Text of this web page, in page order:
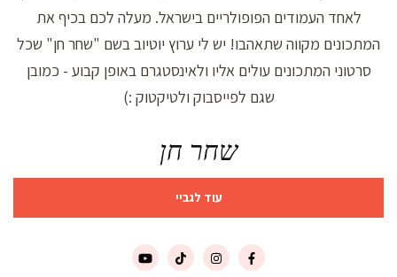
לאחד העמודים הפופולריים בישראל. מעלה לכם בכיף את
המתכונים מקווה שתאהבו! יש לי ערוץ יוטיוב בשם "שחר חן" שכל
סרטוני המתכונים עולים אליו ולאינסטגרם באופן קבוע - כמובן
שגם לפייסבוק ולטיקטוק :)
שחר חן
עוד לגביי